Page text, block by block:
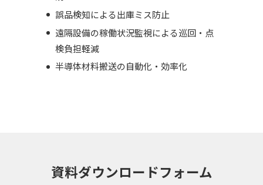
誤品検知による出庫ミス防止
遠隔設備の稼働状況監視による巡回・点
検負担軽減
半導体材料搬送の自動化・効率化
資料ダウンロードフォーム